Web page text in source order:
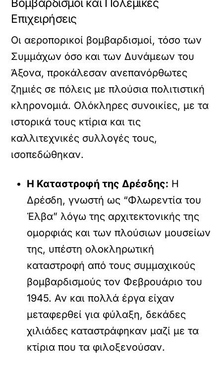
Επιχειρήσεις
Οι αεροπορικοί βομβαρδισμοί, τόσο των
Συμμάχων όσο και των Δυνάμεων του
Άξονα, προκάλεσαν ανεπανόρθωτες
ζημιές σε πόλεις με πλούσια πολιτιστική
κληρονομιά. Ολόκληρες συνοικίες, με τα
ιστορικά τους κτίρια και τις
καλλιτεχνικές συλλογές τους,
ισοπεδώθηκαν.
Η Καταστροφή της Δρέσδης: Η
Δρέσδη, γνωστή ως “Φλωρεντία του
Έλβα” λόγω της αρχιτεκτονικής της
ομορφιάς και των πλούσιων μουσείων
της, υπέστη ολοκληρωτική
καταστροφή από τους συμμαχικούς
βομβαρδισμούς τον Φεβρουάριο του
1945. Αν και πολλά έργα είχαν
μεταφερθεί για φύλαξη, δεκάδες
χιλιάδες καταστράφηκαν μαζί με τα
κτίρια που τα φιλοξενούσαν.